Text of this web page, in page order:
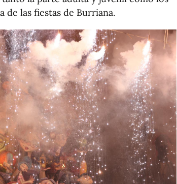
de las fiestas de Burriana.